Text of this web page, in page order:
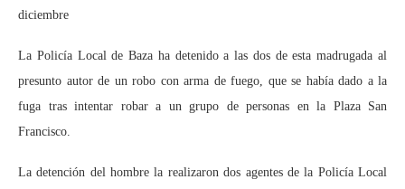
diciembre
La Policía Local de Baza ha detenido a las dos de esta madrugada al
presunto autor de un robo con arma de fuego, que se había dado a la
fuga tras intentar robar a un grupo de personas en la Plaza San
Francisco.
La detención del hombre la realizaron dos agentes de la Policía Local